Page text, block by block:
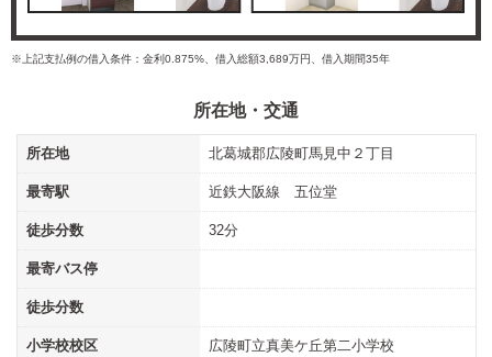
※上記支払例の借入条件：金利0.875%、借入総額3,689万円、借入期間35年
所在地・交通
所在地 北葛城郡広陵町馬見中２丁目
最寄駅 近鉄大阪線 五位堂
徒歩分数 32分
最寄バス停
徒歩分数
小学校校区 広陵町立真美ケ丘第二小学校